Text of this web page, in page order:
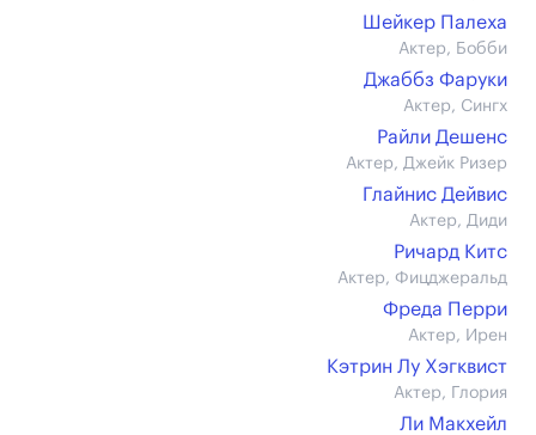
Шейкер Палеха
Актер, Бобби
Джаббз Фаруки
Актер, Сингх
Райли Дешенс
Актер, Джейк Ризер
Глайнис Дейвис
Актер, Диди
Ричард Китс
Актер, Фицджеральд
Фреда Перри
Актер, Ирен
Кэтрин Лу Хэгквист
Актер, Глория
Ли Макхейл